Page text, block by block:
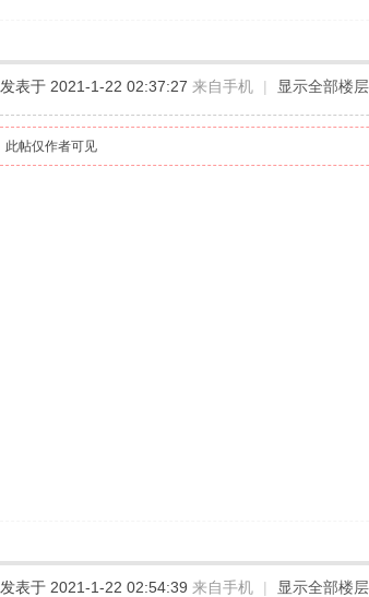
发表于 2021-1-22 02:37:27 来自手机 | 显示全部楼层
此帖仅作者可见
发表于 2021-1-22 02:54:39 来自手机 | 显示全部楼层